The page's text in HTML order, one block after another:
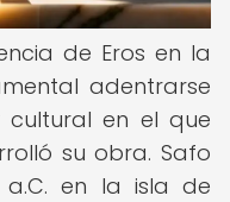
de Eros en la
adentrarse
cultural en el que
su obra. Safo
en la isla de